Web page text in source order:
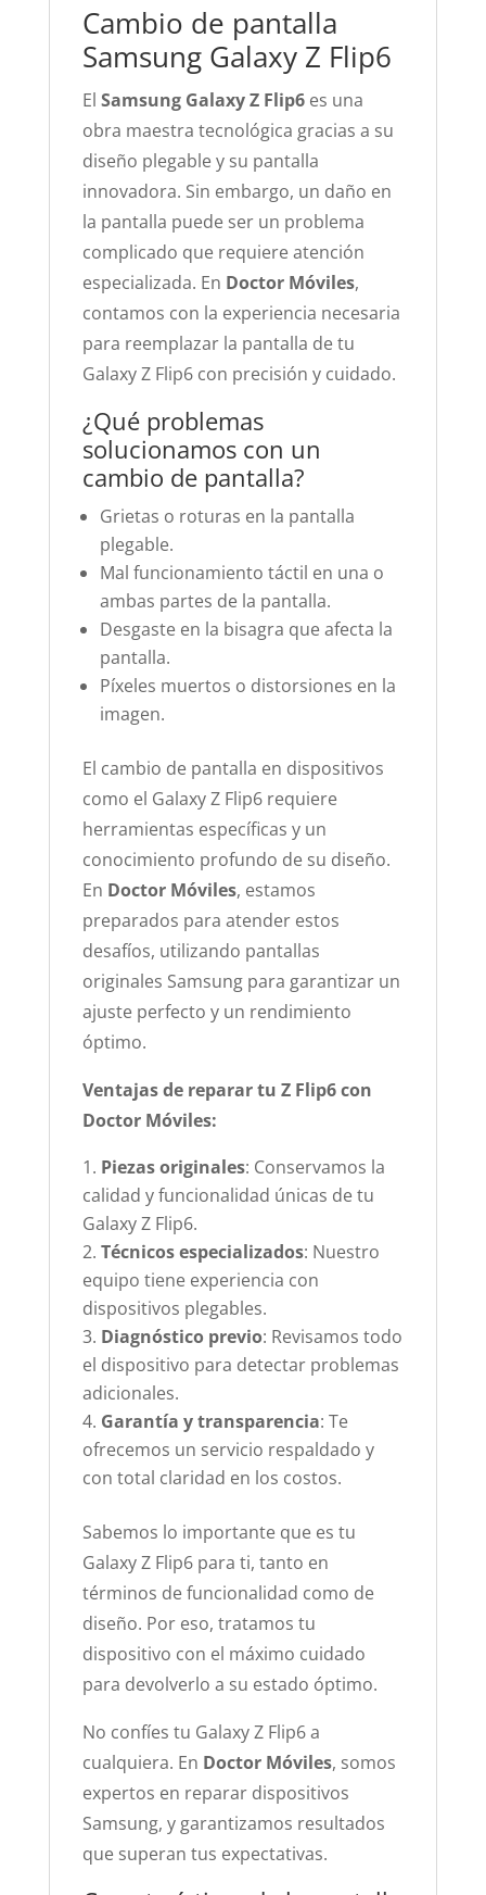
Cambio de pantalla
Samsung Galaxy Z Flip6
El Samsung Galaxy Z Flip6es una
obra maestra tecnológica gracias a su
diseño plegable y su pantalla
innovadora. Sin embargo, un daño en
la pantalla puede ser un problema
complicado que requiere atención
especializada. En Doctor Móviles,
contamos con la experiencia necesaria
para reemplazar la pantalla de tu
Galaxy Z Flip6 con precisión y cuidado.
¿Qué problemas
solucionamos con un
cambio de pantalla?
Grietas o roturas en la pantalla
plegable.
Mal funcionamiento táctil en una o
ambas partes de la pantalla.
Desgaste en la bisagra que afecta la
pantalla.
Píxeles muertos o distorsiones en la
imagen.
El cambio de pantalla en dispositivos
como el Galaxy Z Flip6 requiere
herramientas específicas y un
conocimiento profundo de su diseño.
En Doctor Móviles, estamos
preparados para atender estos
desafíos, utilizando pantallas
originales Samsung para garantizar un
ajuste perfecto y un rendimiento
óptimo.
Ventajas de reparar tu Z Flip6 con
Doctor Móviles:
Piezas originales: Conservamos la
calidad y funcionalidad únicas de tu
Galaxy Z Flip6.
Técnicos especializados: Nuestro
equipo tiene experiencia con
dispositivos plegables.
Diagnóstico previo: Revisamos todo
el dispositivo para detectar problemas
adicionales.
Garantía y transparencia: Te
ofrecemos un servicio respaldado y
con total claridad en los costos.
Sabemos lo importante que es tu
Galaxy Z Flip6 para ti, tanto en
términos de funcionalidad como de
diseño. Por eso, tratamos tu
dispositivo con el máximo cuidado
para devolverlo a su estado óptimo.
No confíes tu Galaxy Z Flip6 a
cualquiera. En Doctor Móviles, somos
expertos en reparar dispositivos
Samsung, y garantizamos resultados
que superan tus expectativas.